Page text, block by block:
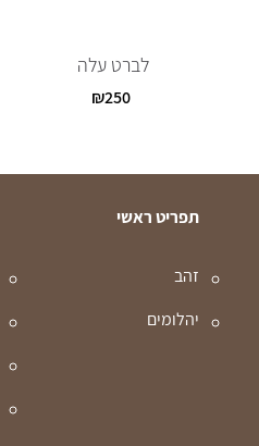
לברט עלה
250
₪
תפריט ראשי
זהב
יהלומים